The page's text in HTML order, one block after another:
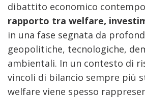
dibattito economico
rapporto tra welfare,
in una fase segnata da
geopolitiche, tecnologiche,
ambientali. In un contesto di
vincoli di bilancio sempre più
welfare viene spesso